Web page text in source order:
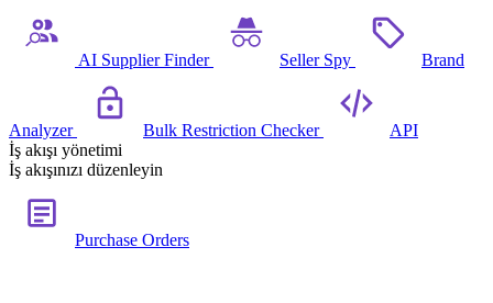
AI Supplier Finder Seller Spy Brand
Analyzer Bulk Restriction Checker
API
İş akışı yönetimi
İş akışınızı düzenleyin
Purchase Orders